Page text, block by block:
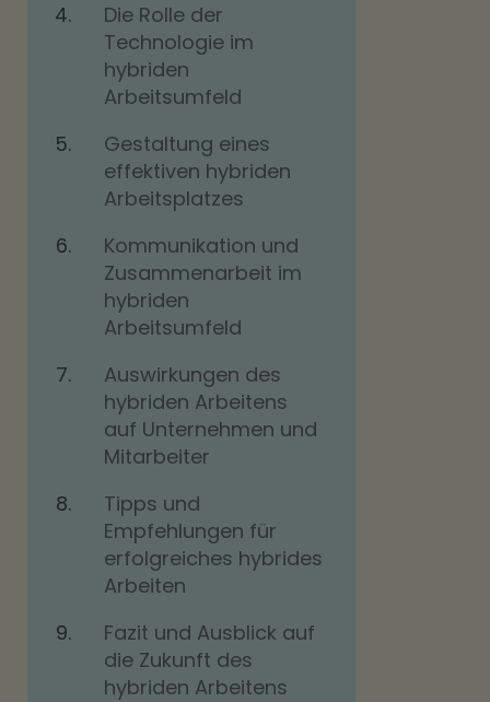
Die Rolle der
Technologie im
hybriden
Arbeitsumfeld
Gestaltung eines
effektiven hybriden
Arbeitsplatzes
Kommunikation und
Zusammenarbeit im
hybriden
Arbeitsumfeld
Auswirkungen des
hybriden Arbeitens
auf Unternehmen und
Mitarbeiter
Tipps und
Empfehlungen für
erfolgreiches hybrides
Arbeiten
Fazit und Ausblick auf
die Zukunft des
hybriden Arbeitens